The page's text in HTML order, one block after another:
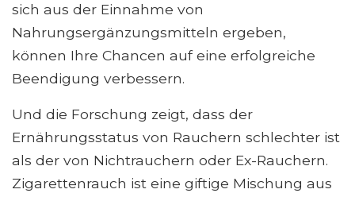
sich aus der Einnahme von
Nahrungsergänzungsmitteln ergeben,
können Ihre Chancen auf eine erfolgreiche
Beendigung verbessern.
Und die Forschung zeigt, dass der
Ernährungsstatus von Rauchern schlechter ist
als der von Nichtrauchern oder Ex-Rauchern.
Zigarettenrauch ist eine giftige Mischung aus